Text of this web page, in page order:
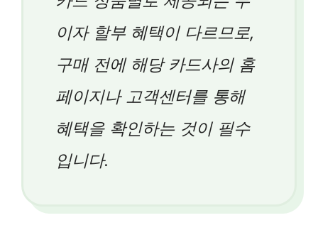
이자 할부 혜택이 다르므로,
구매 전에 해당 카드사의 홈
페이지나 고객센터를 통해
혜택을 확인하는 것이 필수
입니다.